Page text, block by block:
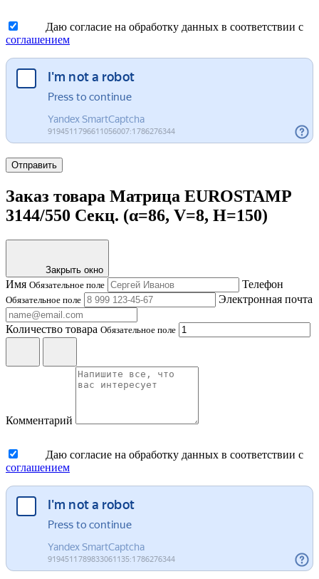
Даю согласие на обработку данных в соответствии с
соглашением
Отправить
Заказ товара Матрица EUROSTAMP
3144/550 Секц. (α=86, V=8, H=150)
Закрыть окно
Имя Обязательное поле Телефон
Обязательное поле Электронная почта
Количество товара Обязательное поле
Комментарий
Даю согласие на обработку данных в соответствии с
соглашением